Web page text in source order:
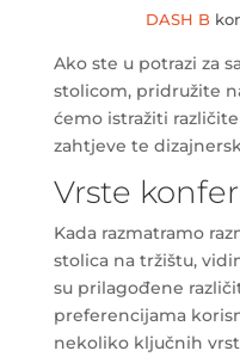
DASH B
Ako ste u potrazi za
stolicom, pridružite
ćemo istražiti
zahtjeve te
Vrste
Kada razmatramo
stolica na tržištu,
su prilagođene
preferencijama
nekoliko ključnih